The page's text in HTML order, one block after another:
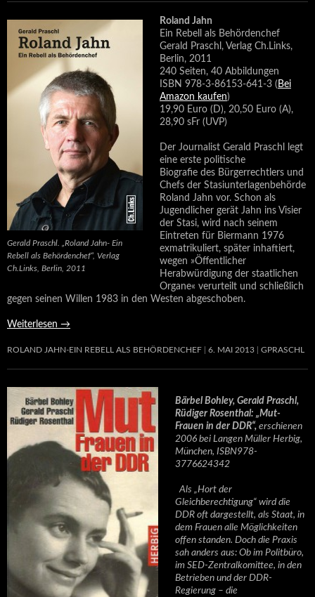
Gerald Praschl. „Roland Jahn- Ein
Rebell als Behördenchef“, Verlag
Ch.Links, Berlin, 2011
Roland Jahn
Ein Rebell als Behördenchef
Gerald Praschl, Verlag Ch.Links,
Berlin, 2011
240 Seiten, 40 Abbildungen
ISBN 978-3-86153-641-3 ( Bei
Amazon kaufen)
19,90 Euro (D), 20,50 Euro (A),
28,90 sFr (UVP)
Der Journalist Gerald Praschl legt
eine erste politische
Biografie des Bürgerrechtlers und
Chefs der Stasiunterlagenbehörde
Roland Jahn vor. Schon als
Jugendlicher gerät Jahn ins Visier
der Stasi, wird nach seinem
Eintreten für Biermann 1976
exmatrikuliert, später inhaftiert,
wegen »Öffentlicher
Herabwürdigung der staatlichen
Organe« verurteilt und schließlich
gegen seinen Willen 1983 in den Westen abgeschoben.
Weiterlesen →
ROLAND JAHN-EIN REBELL ALS BEHÖRDENCHEF 6. MAI 2013 GPRASCHL
Bärbel Bohley, Gerald Praschl,
Rüdiger Rosenthal: „Mut-
Frauen in der DDR“, erschienen
2006 bei Langen Müller Herbig,
München, ISBN978-
3776624342
Als „Hort der
Gleichberechtigung“ wird die
DDR oft dargestellt, als Staat, in
dem Frauen alle Möglichkeiten
offen standen. Doch die Praxis
sah anders aus: Ob im Politbüro,
im SED-Zentralkomittee, in den
Betrieben und der DDR-
Regierung – die